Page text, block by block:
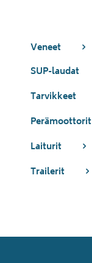
Veneet
SUP-laudat
Tarvikkeet
Perämoottorit
Laiturit
Trailerit